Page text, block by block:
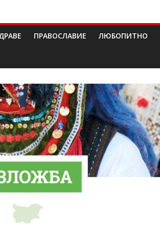
ПРАВОСЛАВИЕ ЛЮБОПИТНО